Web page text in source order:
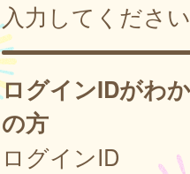
入力してください
ログインIDがわ
の方
ログインID